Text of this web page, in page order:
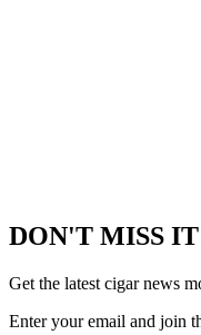
DON'T MISS
Get the latest cigar news
Enter your email and join